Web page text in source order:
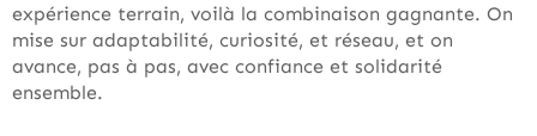
expérience terrain, voilà la combinaison gagnante. On
mise sur adaptabilité, curiosité, et réseau, et on
avance, pas à pas, avec confiance et solidarité
ensemble.